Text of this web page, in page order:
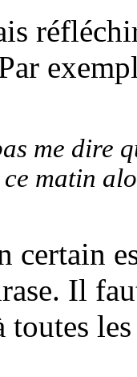
me dire
matin
certain
Il
toutes